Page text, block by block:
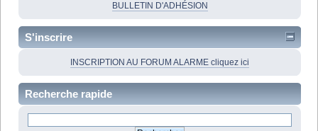
BULLETIN D'ADHÉSION
S'inscrire
INSCRIPTION AU FORUM ALARME cliquez ici
Recherche rapide